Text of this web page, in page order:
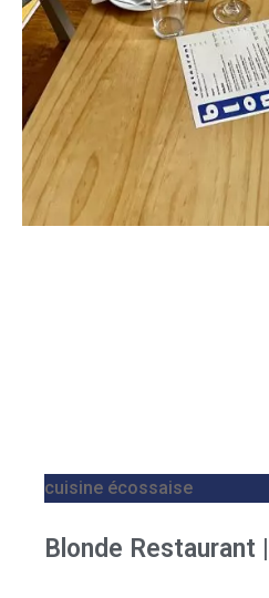
cuisine écossaise
Blonde Restaurant